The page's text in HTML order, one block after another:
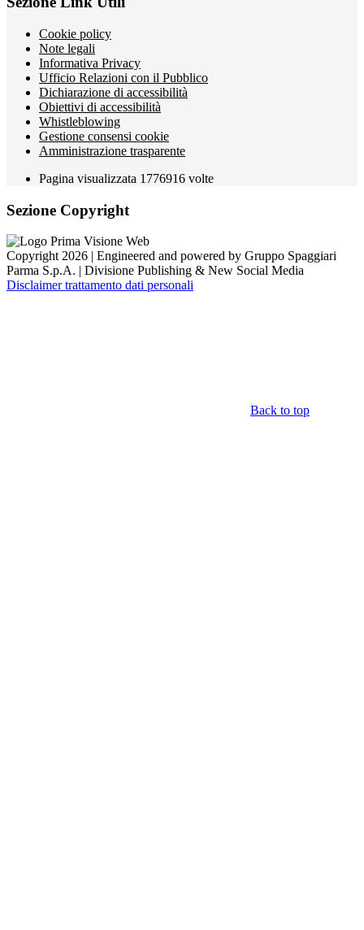
Cookie policy
Note legali
Informativa Privacy
Ufficio Relazioni con il Pubblico
Dichiarazione di accessibilità
Obiettivi di accessibilità
Whistleblowing
Gestione consensi cookie
Amministrazione trasparente
Pagina visualizzata 1776916 volte
Sezione Copyright
Copyright 2026 | Engineered and powered by Gruppo Spaggiari
Parma S.p.A. | Divisione Publishing & New Social Media
Disclaimer trattamento dati personali
Back to top